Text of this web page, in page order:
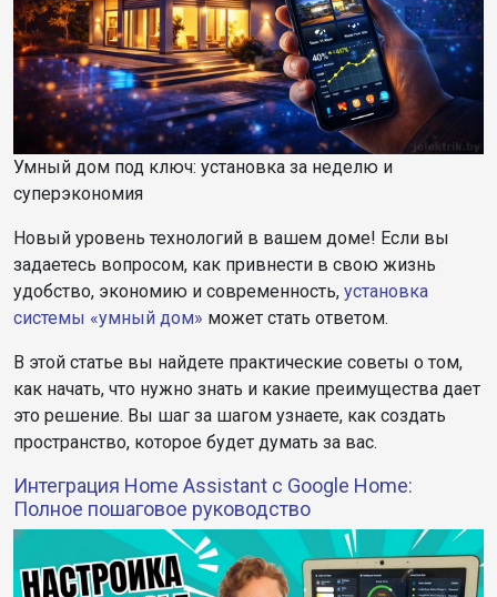
Умный дом под ключ: установка за неделю и
суперэкономия
Новый уровень технологий в вашем доме! Если вы
задаетесь вопросом, как привнести в свою жизнь
удобство, экономию и современность, установка
системы «умный дом» может стать ответом.
В этой статье вы найдете практические советы о том,
как начать, что нужно знать и какие преимущества дает
это решение. Вы шаг за шагом узнаете, как создать
пространство, которое будет думать за вас.
Интеграция Home Assistant с Google Home:
Полное пошаговое руководство